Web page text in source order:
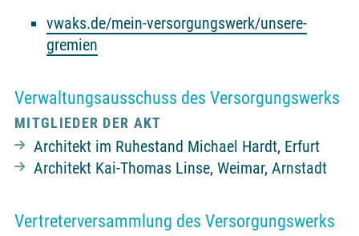
vwaks.de/mein-versorgungswerk/unsere-
gremien
Verwaltungsausschuss des Versorgungswerks
MITGLIEDER DER AKT
Architekt im Ruhestand Michael Hardt, Erfurt
Architekt Kai-Thomas Linse, Weimar, Arnstadt
Vertreterversammlung des Versorgungswerks